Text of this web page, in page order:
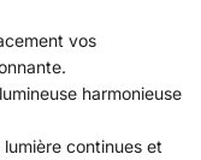
vos
harmonieuse
continues et